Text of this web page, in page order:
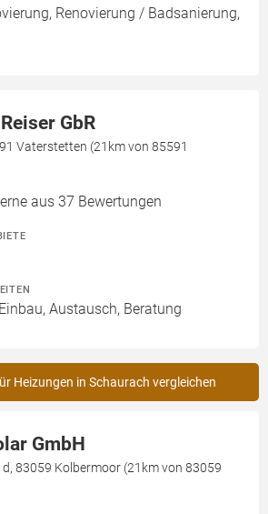
Renovierung / Badsanierung,
GbR
Vaterstetten (21km von 85591
aus 37 Bewertungen
Austausch, Beratung
Heizungen in Schaurach vergleichen
GmbH
d, 83059 Kolbermoor (21km von 83059